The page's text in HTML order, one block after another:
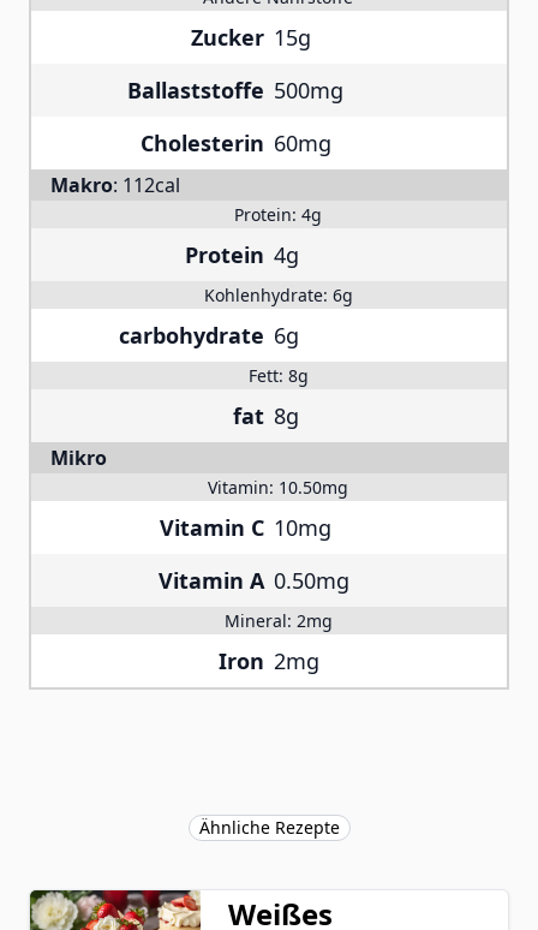
Zucker 15g
Ballaststoffe 500mg
Cholesterin 60mg
Makro: 112cal
Protein: 4g
Protein 4g
Kohlenhydrate: 6g
carbohydrate 6g
Fett: 8g
fat 8g
Mikro
Vitamin: 10.50mg
Vitamin C 10mg
Vitamin A 0.50mg
Mineral: 2mg
Iron 2mg
Ähnliche Rezepte
Weißes